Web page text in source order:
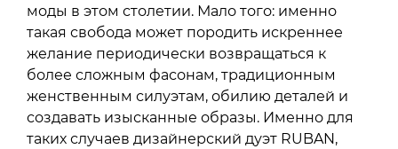
моды в этом столетии. Мало того: именно
такая свобода может породить искреннее
желание периодически возвращаться к
более сложным фасонам, традиционным
женственным силуэтам, обилию деталей и
создавать изысканные образы. Именно для
таких случаев дизайнерский дуэт RUBAN,